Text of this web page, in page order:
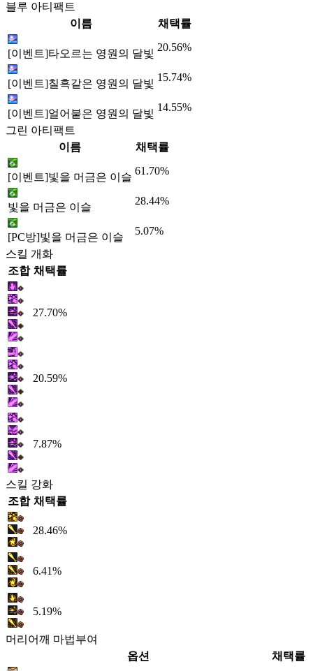
블루 아티팩트
이름
채택률
[이벤트]타오르는 영원의 달빛
20.56%
[이벤트]칠흑같은 영원의 달빛
15.74%
[이벤트]얼어붙은 영원의 달빛
14.55%
그린 아티팩트
이름
채택률
[이벤트]빛을 머금은 이슬
61.70%
빛을 머금은 이슬
28.44%
[PC방]빛을 머금은 이슬
5.07%
스킬 개화
조합 채택률
27.70%
20.59%
7.87%
스킬 강화
조합 채택률
28.46%
6.41%
5.19%
머리어깨 마법부여
옵션
채택률